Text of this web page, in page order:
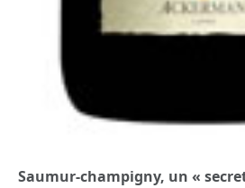
Saumur-champigny, un «